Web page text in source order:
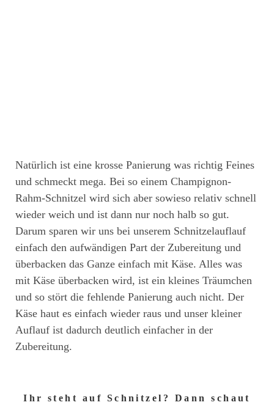
Natürlich ist eine krosse Panierung was richtig Feines
und schmeckt mega. Bei so einem Champignon-
Rahm-Schnitzel wird sich aber sowieso relativ schnell
wieder weich und ist dann nur noch halb so gut.
Darum sparen wir uns bei unserem Schnitzelauflauf
einfach den aufwändigen Part der Zubereitung und
überbacken das Ganze einfach mit Käse. Alles was
mit Käse überbacken wird, ist ein kleines Träumchen
und so stört die fehlende Panierung auch nicht. Der
Käse haut es einfach wieder raus und unser kleiner
Auflauf ist dadurch deutlich einfacher in der
Zubereitung.
Ihr steht auf Schnitzel? Dann schaut